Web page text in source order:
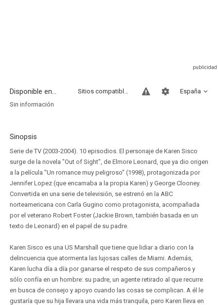
Disponible en... España
Sitios compatibles
Sin información
Sinopsis
Serie de TV (2003-2004). 10 episodios. El personaje de Karen Sisco
surge de la novela "Out of Sight", de Elmore Leonard, que ya dio origen
a la película "Un romance muy peligroso" (1998), protagonizada por
Jennifer Lopez (que encarnaba a la propia Karen) y George Clooney.
Convertida en una serie de televisión, se estrenó en la ABC
norteamericana con Carla Gugino como protagonista, acompañada
por el veterano Robert Foster (Jackie Brown, también basada en un
texto de Leonard) en el papel de su padre.
Karen Sisco es una US Marshall que tiene que lidiar a diario con la
delincuencia que atormenta las lujosas calles de Miami. Además,
Karen lucha día a día por ganarse el respeto de sus compañeros y
sólo confía en un hombre: su padre, un agente retirado al que recurre
en busca de consejo y apoyo cuando las cosas se complican. A él le
gustaría que su hija llevara una vida más tranquila, pero Karen lleva en